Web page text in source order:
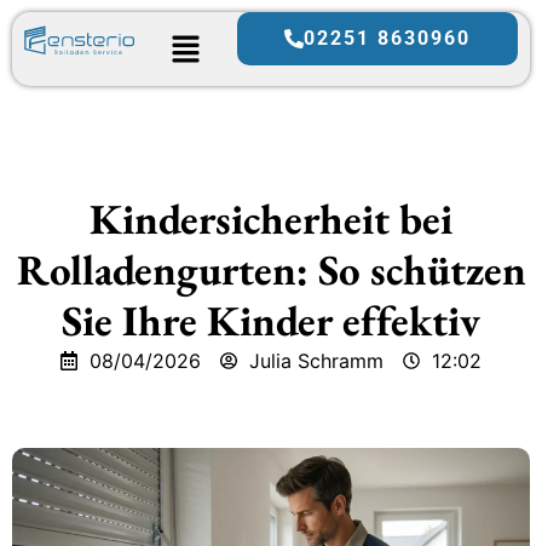
02251 8630960
Kindersicherheit bei
Rolladengurten: So schützen
Sie Ihre Kinder effektiv
08/04/2026 Julia Schramm 12:02